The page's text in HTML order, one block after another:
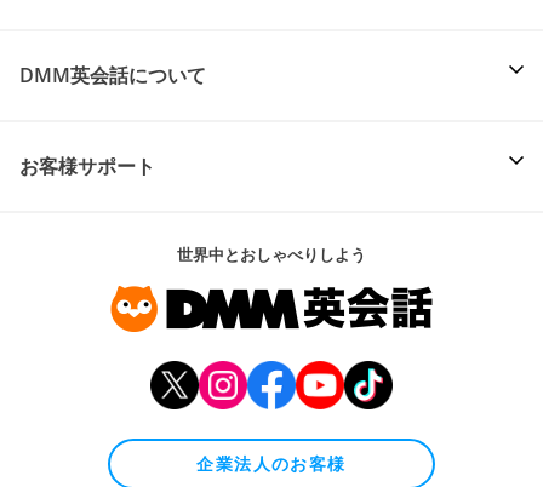
DMM英会話について
お客様サポート
世界中とおしゃべりしよう
企業法人のお客様